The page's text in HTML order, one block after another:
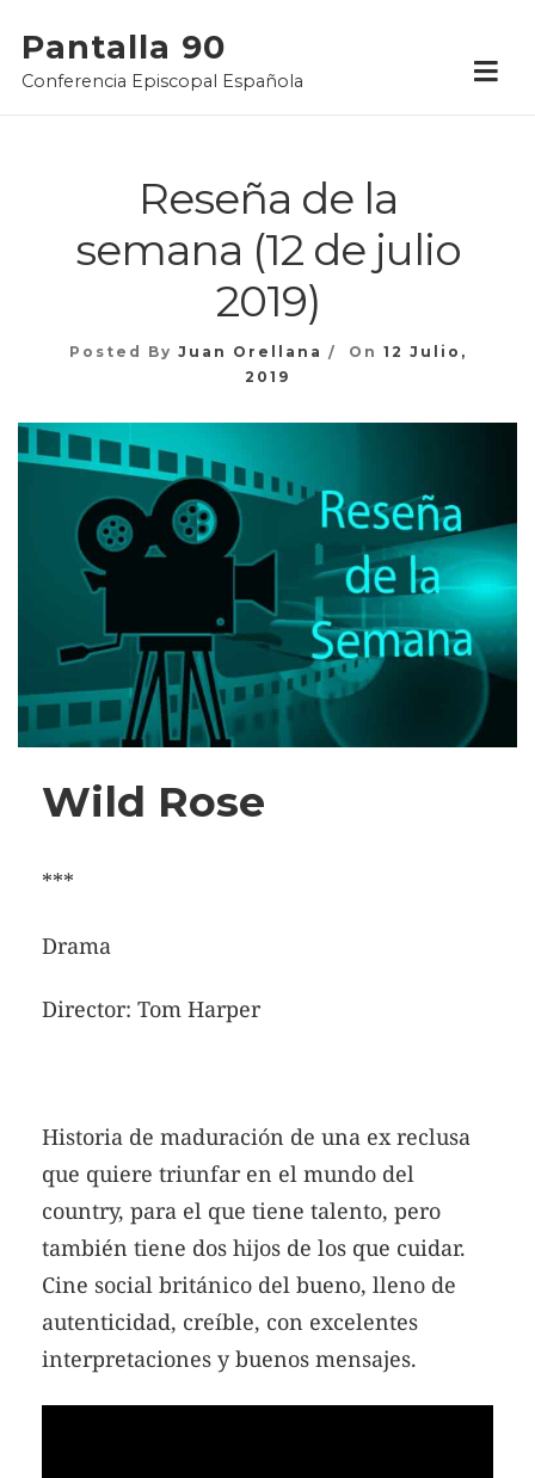
content
Pantalla 90
Conferencia Episcopal Española
Reseña de la
semana (12 de julio
2019)
Posted By Juan Orellana On 12 Julio,
2019
Wild Rose
***
Drama
Director: Tom Harper
Historia de maduración de una ex reclusa
que quiere triunfar en el mundo del
country, para el que tiene talento, pero
también tiene dos hijos de los que cuidar.
Cine social británico del bueno, lleno de
autenticidad, creíble, con excelentes
interpretaciones y buenos mensajes.